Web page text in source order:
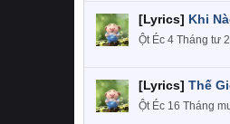
[Lyrics] Khi
Ột Éc 4 Tháng tư
[Lyrics] Thế
Ột Éc 16 Tháng